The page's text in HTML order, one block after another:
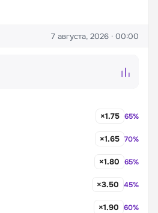
7 августа, 2026 · 00:00
×1.75 65%
×1.65 70%
×1.80 65%
×3.50 45%
×1.90 60%